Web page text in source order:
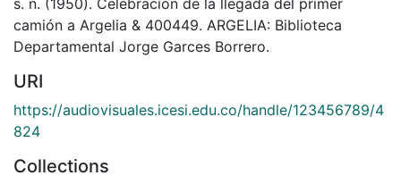
camión a Argelia & 400449. ARGELIA: Biblioteca
Departamental Jorge Garces Borrero.
URI
https://audiovisuales.icesi.edu.co/handle/123456789/4
824
Collections